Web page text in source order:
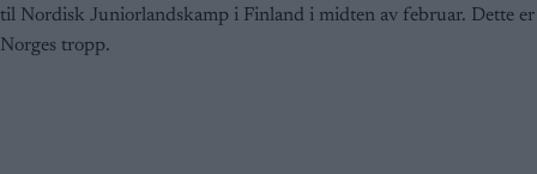
til Nordisk Juniorlandskamp i Finland i midten av februar. Dette er
Norges tropp.